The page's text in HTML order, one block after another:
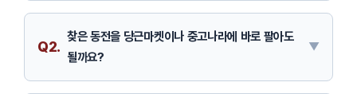
Q2.
찾은 동전을 당근마켓이나 중고나라에 바로 팔아도
될까요?